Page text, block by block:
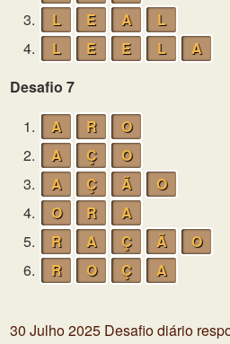
3.
L E A
L
4.
L E E L
A
Desafio 7
1.
A R
O
2.
A Ç
O
3.
A Ç Ã
O
4.
O R
A
5.
R A Ç Ã
O
6.
R O Ç A
30 Julho 2025 Desafio diário